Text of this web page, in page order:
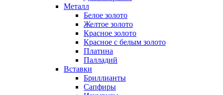
Металл
Белое золото
Желтое золото
Красное золото
Красное с белым золото
Платина
Палладий
Вставки
Бриллианты
Сапфиры